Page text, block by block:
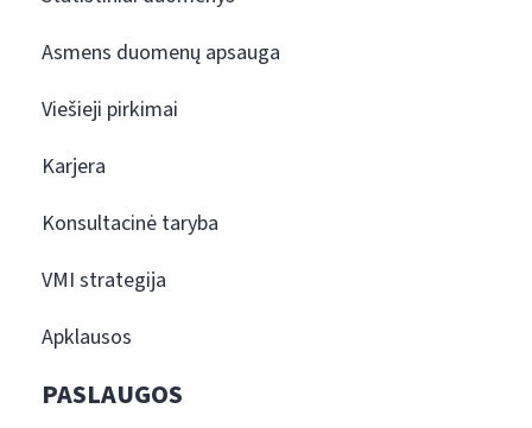
Asmens duomenų apsauga
Viešieji pirkimai
Karjera
Konsultacinė taryba
VMI strategija
Apklausos
PASLAUGOS